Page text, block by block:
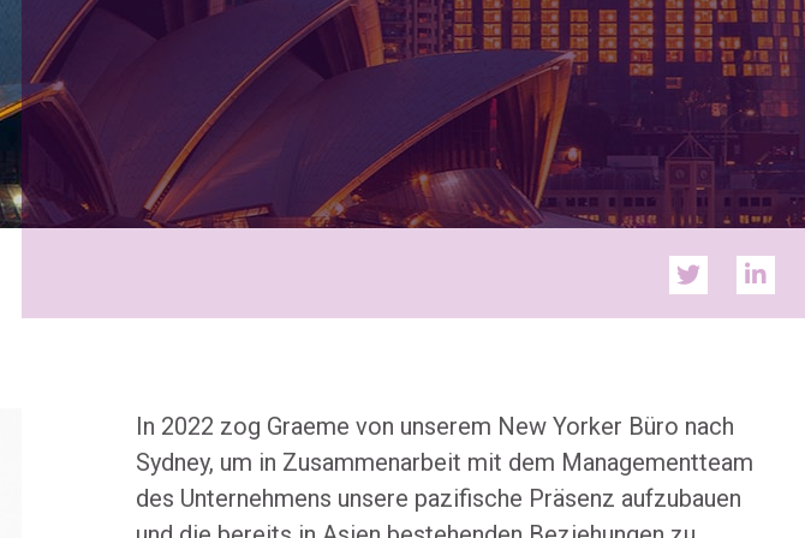
In 2022 zog Graeme von unserem New Yorker Büro nach
Sydney, um in Zusammenarbeit mit dem Managementteam
des Unternehmens unsere pazifische Präsenz aufzubauen